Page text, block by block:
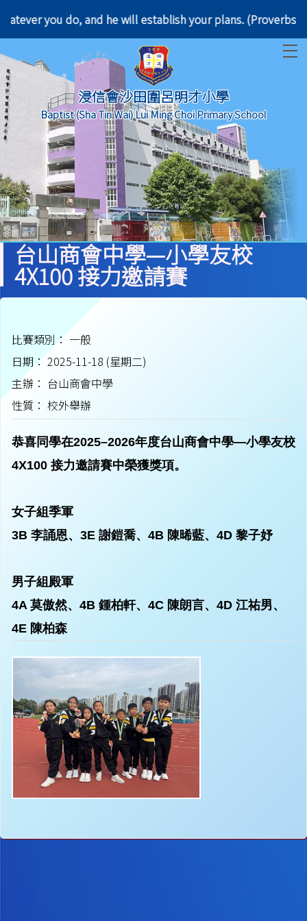
you do, and he will establish your plans. (Proverbs
浸信會沙田圍呂明才小學
Baptist (Sha Tin Wai) Lui Ming Choi Primary School
台山商會中學—小學友校
4X100 接力邀請賽
比賽類別： 一般
日期： 2025-11-18 (星期二)
主辦： 台山商會中學
性質： 校外舉辦
恭喜同學在2025–2026年度台山商會中學—小學友校
4X100 接力邀請賽中榮獲獎項。
女子組季軍
3B 李誦恩、3E 謝鎧喬、4B 陳晞藍、4D 黎子妤
男子組殿軍
4A 莫傲然、4B 鍾柏軒、4C 陳朗言、4D 江祐男、
4E 陳柏森